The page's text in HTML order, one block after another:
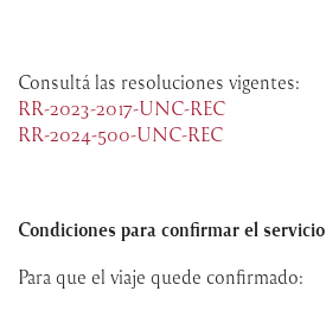
Consultá las resoluciones vigentes:
RR-2023-2017-UNC-REC
RR-2024-500-UNC-REC
Condiciones para confirmar el servicio
Para que el viaje quede confirmado: